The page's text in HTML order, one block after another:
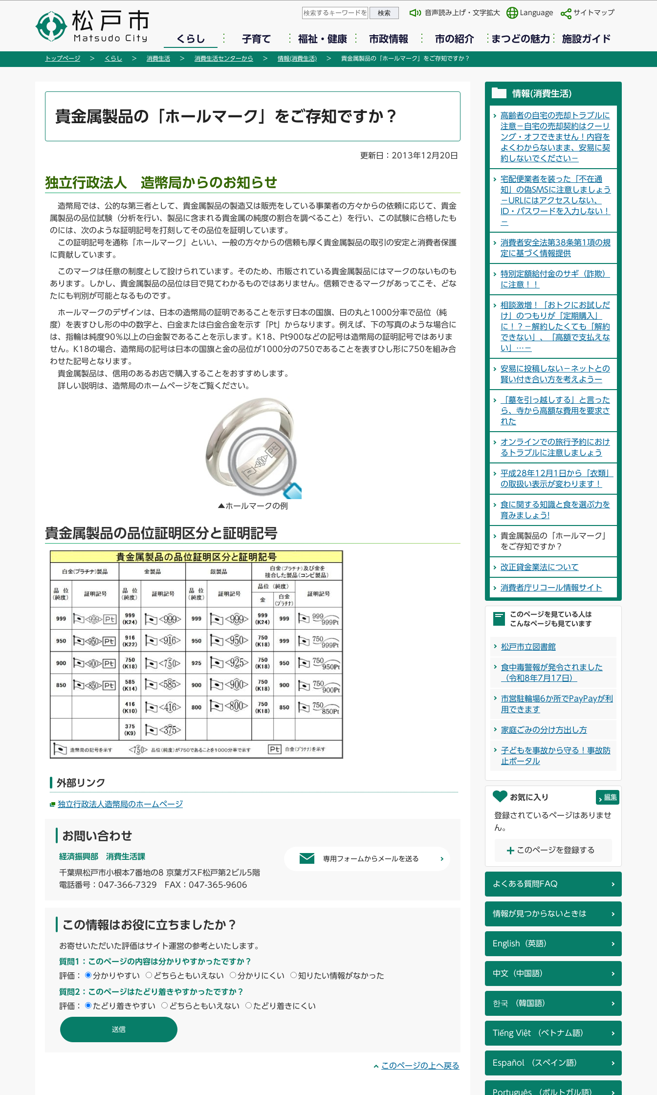
の
このページの本文へ移動
音声読み上げ・文字拡大 Language サイトマップ
くらし 子育て 福祉・健康 市政情報 市の紹介 まつどの魅力 施設ガイド
トップページ くらし 消費生活 消費生活センターから 情報(消費生活) 貴金属製品の「ホールマーク」をご存知ですか？
貴金属製品の「ホールマーク」をご存知ですか？
更新日：2013年12月20日
独立行政法人 造幣局からのお知らせ
造幣局では、公的な第三者として、貴金属製品の製造又は販売をしている事業者の方々からの依頼に応じて、貴金
属製品の品位試験（分析を行い、製品に含まれる貴金属の純度の割合を調べること）を行い、この試験に合格したも
のには、次のような証明記号を打刻してその品位を証明しています。
この証明記号を通称「ホールマーク」といい、一般の方々からの信頼も厚く貴金属製品の取引の安定と消費者保護
に貢献しています。
このマークは任意の制度として設けられています。そのため、市販されている貴金属製品にはマークのないものも
あります。しかし、貴金属製品の品位は目で見てわかるものではありません。信頼できるマークがあってこそ、どな
たにも判別が可能となるものです。
ホールマークのデザインは、日本の造幣局の証明であることを示す日本の国旗、日の丸と1000分率で品位（純
度）を表すひし形の中の数字と、白金または白金合金を示す「Pt」からなります。例えば、下の写真のような場合に
は、指輪は純度90％以上の白金製であることを示します。K18、Pt900などの記号は造幣局の証明記号ではありま
せん。K18の場合、造幣局の記号は日本の国旗と金の品位が1000分の750であることを表すひし形に750を組み合
わせた記号となります。
貴金属製品は、信用のあるお店で購入することをおすすめします。
詳しい説明は、造幣局のホームページをご覧ください。
▲ホールマークの例
貴金属製品の品位証明区分と証明記号
外部リンク
独立行政法人造幣局のホームページ
お問い合わせ
経済振興部 消費生活課
千葉県松戸市小根本7番地の8 京葉ガスF松戸第2ビル5階
電話番号： 047-366-7329 FAX：047-365-9606
専用フォームからメールを送る
この情報はお役に立ちましたか？
お寄せいただいた評価はサイト運営の参考といたします。
質問1：このページの内容は分かりやすかったですか？
評価：
分かりやすい どちらともいえない 分かりにくい 知りたい情報がなかった
質問2：このページはたどり着きやすかったですか？
評価：
たどり着きやすい どちらともいえない たどり着きにくい
このページの上へ戻る
情報(消費生活)
高齢者の自宅の売却トラブルに
注意－自宅の売却契約はクーリ
ング・オフできません！内容を
よくわからないまま、安易に契
約しないでください－
宅配便業者を装った「不在通
知」の偽SMSに注意しましょう
－URLにはアクセスしない、
ID・パスワードを入力しない！
－
消費者安全法第38条第1項の規
定に基づく情報提供
特別定額給付金のサギ（詐欺）
に注意！！
相談激増！「おトクにお試しだ
け」のつもりが「定期購入」
に！？－解約したくても「解約
できない」、「高額で支払えな
い」…－
安易に投稿しない－ネットとの
賢い付き合い方を考えようー
「墓を引っ越しする」と言った
ら、寺から高額な費用を要求さ
れた
オンラインでの旅行予約におけ
るトラブルに注意しましょう
平成28年12月1日から「衣類」
の取扱い表示が変わります！
食に関する知識と食を選ぶ力を
育みましょう!
貴金属製品の「ホールマーク」
をご存知ですか？
改正貸金業法について
消費者庁リコール情報サイト
このページを見ている人は
こんなページも見ています
松戸市立図書館
食中毒警報が発令されました
（令和8年7月17日）
市営駐輪場6か所でPayPayが利
用できます
家庭ごみの分け方出し方
子どもを事故から守る！事故防
止ポータル
お気に入り 編集
登録されているページはありませ
ん。
このページを登録する
よくある質問FAQ
情報が見つからないときは
English（英語）
中文（中国語）
한국 （韓国語）
Tiếng Việt （ベトナム語）
Español （スペイン語）
Português （ポルトガル語）